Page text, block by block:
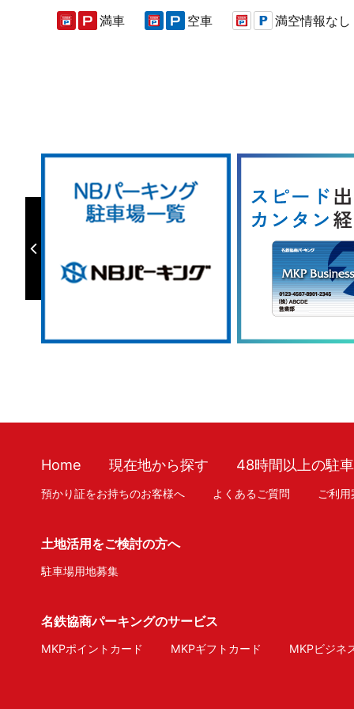
満車 空車 満空情報なし
Home 現在地から探す 48時間以上の駐
預かり証をお持ちのお客様へ よくあるご質問 ご利用
土地活用をご検討の方へ
駐車場用地募集
名鉄協商パーキングのサービス
MKPポイントカード MKPギフトカード MKPビジネ